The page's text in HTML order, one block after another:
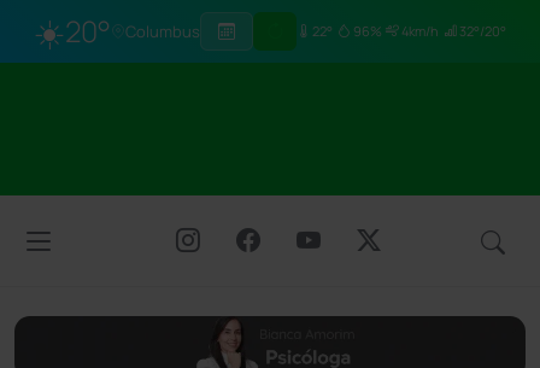
☀️20° Columbus 22° 96% 4km/h 32°/20°